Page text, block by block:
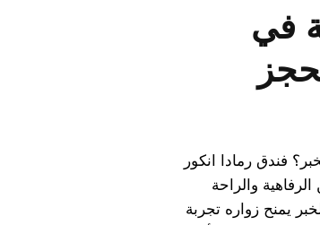
في
فندق رمادا انكور
والراحة
يمنح زواره تجربة